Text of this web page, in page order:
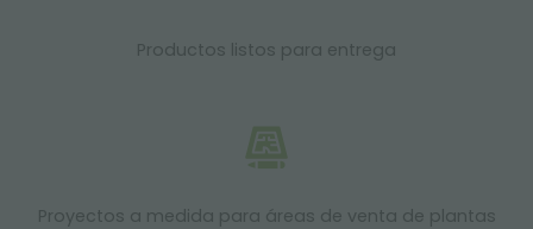
Productos listos para entrega
Proyectos a medida para áreas de venta de plantas